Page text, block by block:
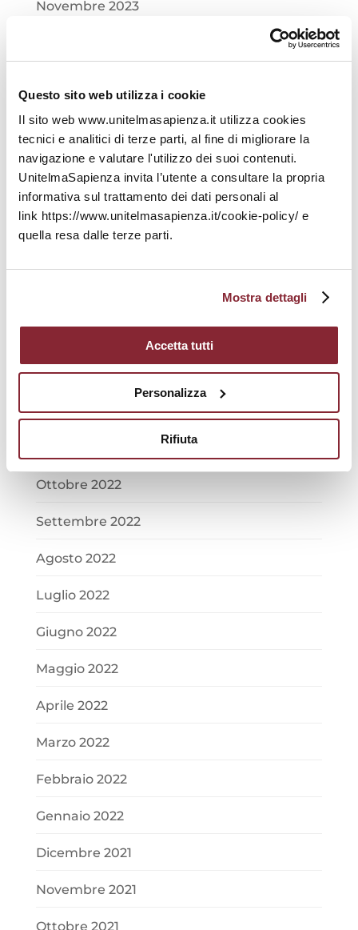
Questo sito web utilizza i cookie
Il sito web www.unitelmasapienza.it utilizza cookies
tecnici e analitici di terze parti, al fine di migliorare la
navigazione e valutare l'utilizzo dei suoi contenuti.
UnitelmaSapienza invita l’utente a consultare la propria
informativa sul trattamento dei dati personali al
link https://www.unitelmasapienza.it/cookie-policy/ e
quella resa dalle terze parti.
Mostra dettagli
Accetta tutti
Personalizza
Rifiuta
Novembre 2023
Agosto 2023
Luglio 2023
Giugno 2023
Maggio 2023
Gennaio 2023
Dicembre 2022
Ottobre 2022
Settembre 2022
Agosto 2022
Luglio 2022
Giugno 2022
Maggio 2022
Aprile 2022
Marzo 2022
Febbraio 2022
Gennaio 2022
Dicembre 2021
Novembre 2021
Ottobre 2021